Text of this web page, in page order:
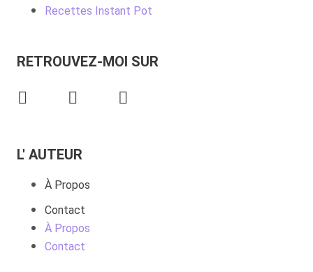
Recettes Instant Pot
RETROUVEZ-MOI SUR
L' AUTEUR
À Propos
Contact
À Propos
Contact